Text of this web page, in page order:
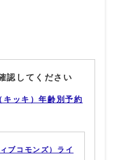
認してください
ッキ）年齢別予約
ブコモンズ）ライ